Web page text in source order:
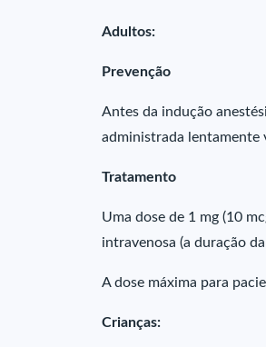
Adultos:
Prevenção
Antes da indução
administrada lentamente
Tratamento
Uma dose de 1 mg (10
intravenosa (a duração
A dose máxima para
Crianças: